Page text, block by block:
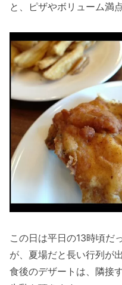
と、ピザやボリューム満
この日は平日の13時頃だ
が、夏場だと長い行列が
食後のデザートは、隣接